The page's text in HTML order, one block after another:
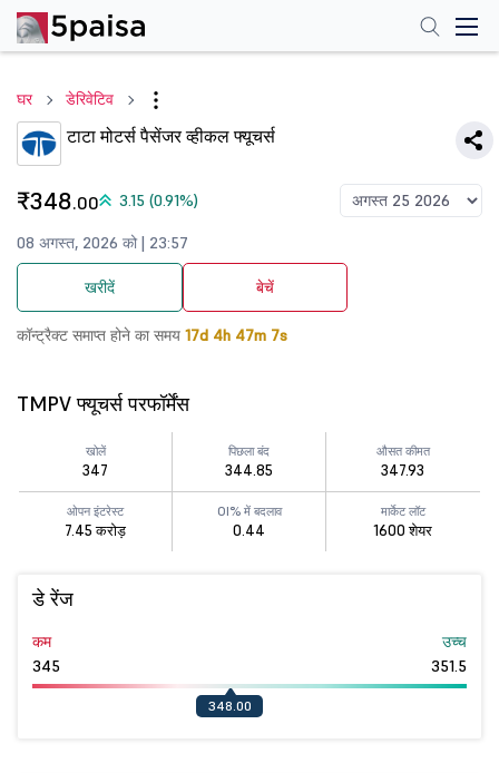
घर डेरिवेटिव
टाटा मोटर्स पैसेंजर व्हीकल फ्यूचर्स
₹348.00 3.15 (0.91%)
08 अगस्त, 2026 को | 23:57
खरीदें बेचें
कॉन्ट्रैक्ट समाप्त होने का समय 17d 4h 47m 7s
TMPV फ्यूचर्स परफॉर्मेंस
खोलें
347
पिछला बंद
344.85
औसत कीमत
347.93
ओपन इंटरेस्ट
7.45 करोड़
OI% में बदलाव
0.44
मार्केट लॉट
1600 शेयर
डे रेंज
कम
345
348.00
उच्च
351.5